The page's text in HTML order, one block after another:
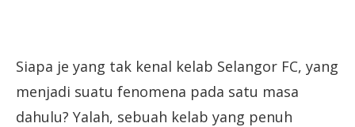
Siapa je yang tak kenal kelab Selangor FC, yang
menjadi suatu fenomena pada satu masa
dahulu? Yalah, sebuah kelab yang penuh